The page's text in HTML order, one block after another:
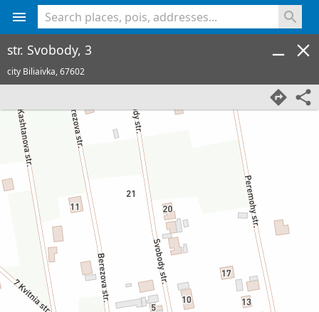
str. Svobody, 3
city Biliaivka,67602
<% console.log(hcard) %>